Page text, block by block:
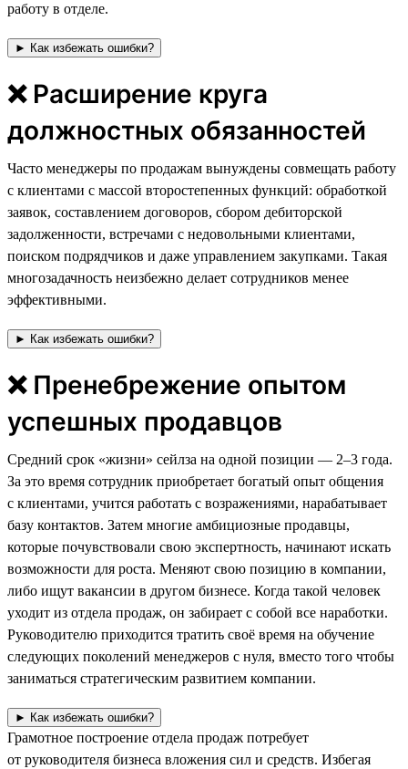
работу в отделе.
► Как избежать ошибки?
❌ Расширение круга
должностных обязанностей
Часто менеджеры по продажам вынуждены совмещать работу
с клиентами с массой второстепенных функций: обработкой
заявок, составлением договоров, сбором дебиторской
задолженности, встречами с недовольными клиентами,
поиском подрядчиков и даже управлением закупками. Такая
многозадачность неизбежно делает сотрудников менее
эффективными.
► Как избежать ошибки?
❌ Пренебрежение опытом
успешных продавцов
Средний срок «жизни» сейлза на одной позиции — 2–3 года.
За это время сотрудник приобретает богатый опыт общения
с клиентами, учится работать с возражениями, нарабатывает
базу контактов. Затем многие амбициозные продавцы,
которые почувствовали свою экспертность, начинают искать
возможности для роста. Меняют свою позицию в компании,
либо ищут вакансии в другом бизнесе. Когда такой человек
уходит из отдела продаж, он забирает с собой все наработки.
Руководителю приходится тратить своё время на обучение
следующих поколений менеджеров с нуля, вместо того чтобы
заниматься стратегическим развитием компании.
► Как избежать ошибки?
Грамотное построение отдела продаж потребует
от руководителя бизнеса вложения сил и средств. Избегая